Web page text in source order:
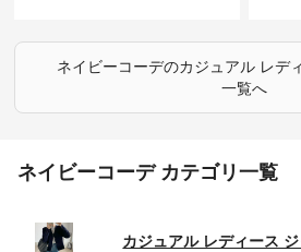
ネイビーコーデのカジュアル レデ
一覧へ
ネイビーコーデ カテゴリ一覧
カジュアル レディース